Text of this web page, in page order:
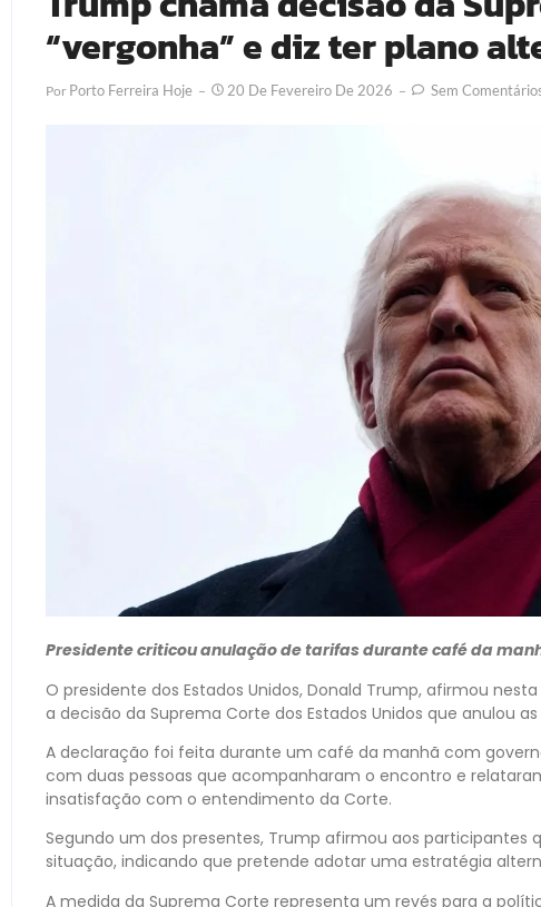
“vergonha” e diz ter plano
Por Porto Ferreira Hoje 20 De Fevereiro De 2026 Sem
Presidente criticou anulação de tarifas durante café da
O presidente dos Estados Unidos, Donald Trump, afirmou
a decisão da Suprema Corte dos Estados Unidos que anulou
A declaração foi feita durante um café da manhã com
com duas pessoas que acompanharam o encontro e
insatisfação com o entendimento da Corte.
Segundo um dos presentes, Trump afirmou aos participantes
situação, indicando que pretende adotar uma estratégia
A medida da Suprema Corte representa um revés para a